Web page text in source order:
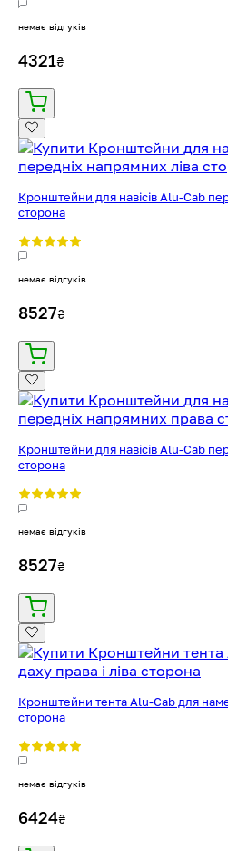
немає відгуків
4321₴
Кронштейни для навісів Alu-Cab
сторона
немає відгуків
8527₴
Кронштейни для навісів Alu-Cab
сторона
немає відгуків
8527₴
Кронштейни тента Alu-Cab для
сторона
немає відгуків
6424₴